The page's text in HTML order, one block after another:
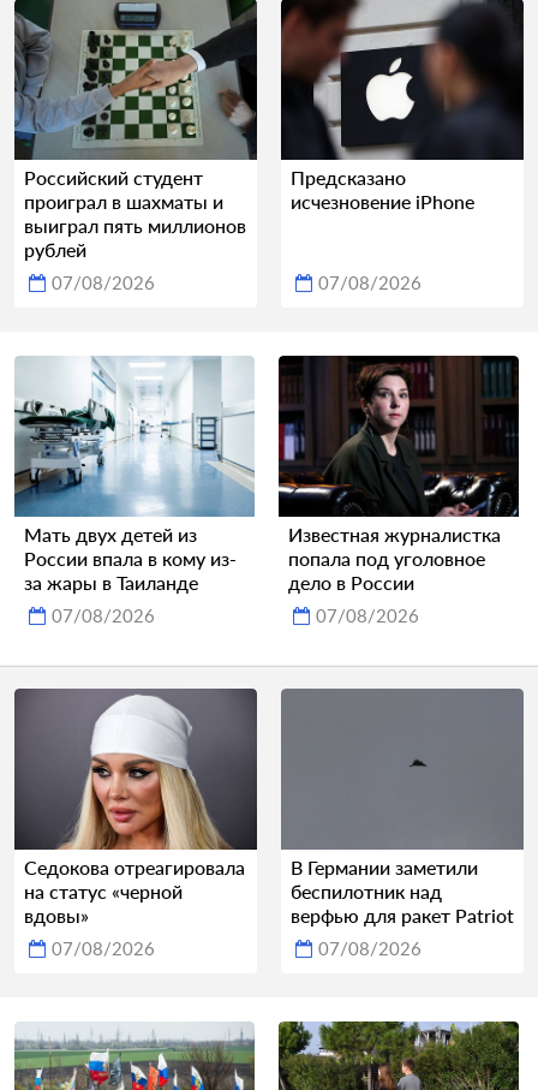
Российский студент
проиграл в шахматы и
выиграл пять миллионов
рублей
07/08/2026
Предсказано
исчезновение iPhone
07/08/2026
Мать двух детей из
России впала в кому из-
за жары в Таиланде
07/08/2026
Известная журналистка
попала под уголовное
дело в России
07/08/2026
Седокова отреагировала
на статус «черной
вдовы»
07/08/2026
В Германии заметили
беспилотник над
верфью для ракет Patriot
07/08/2026